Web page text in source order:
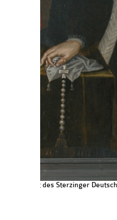
Porträt des Sterzinger